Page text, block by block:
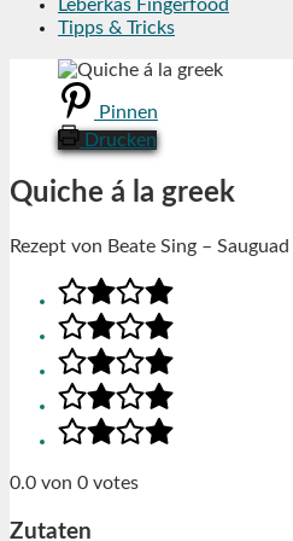
Leberkäs Fingerfood
Tipps & Tricks
Pinnen
Drucken
Quiche á la greek
Rezept von Beate Sing –
0.0 von 0 votes
Zutaten